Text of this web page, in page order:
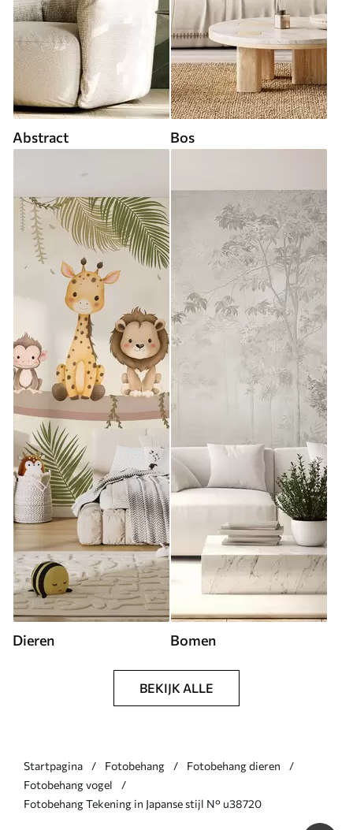
Abstract Bos
Dieren Bomen
BEKIJK ALLE
Startpagina Fotobehang
Fotobehang dieren
Fotobehang vogel
Fotobehang Tekening in Japanse stijl N° u38720